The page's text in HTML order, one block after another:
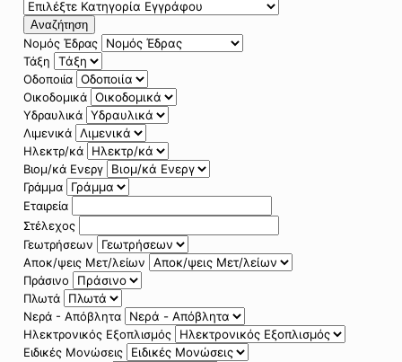
Αναζήτηση
Νομός Έδρας
Τάξη
Οδοποιία
Οικοδομικά
Υδραυλικά
Λιμενικά
Ηλεκτρ/κά
Βιομ/κά Ενεργ
Γράμμα
Εταιρεία
Στέλεχος
Γεωτρήσεων
Αποκ/ψεις Μετ/λείων
Πράσινο
Πλωτά
Νερά - Απόβλητα
Ηλεκτρονικός Εξοπλισμός
Ειδικές Μονώσεις